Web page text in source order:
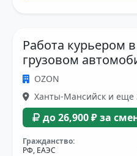
Работа курьером
грузовом
OZON
Ханты-Мансийск и еще
до 26,900 ₽ за
Гражданство:
РФ, ЕАЭС